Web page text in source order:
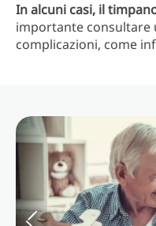
In alcuni casi, il
importante consultare
complicazioni, come